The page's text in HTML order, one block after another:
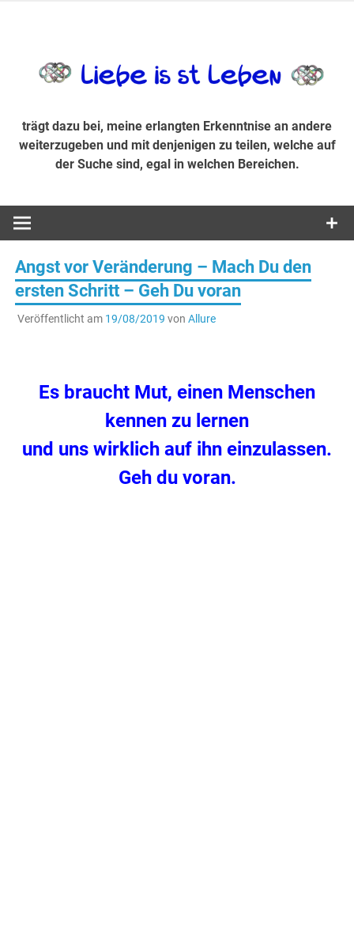
Suche sind, egal in welchen Bereichen.
trägt dazu bei, meine erlangten Erkenntnise an andere
weiterzugeben und mit denjenigen zu teilen, welche auf
der Suche sind, egal in welchen Bereichen.
Angst vor Veränderung – Mach Du den
ersten Schritt – Geh Du voran
Veröffentlicht am 19/08/2019 von Allure
Es braucht Mut, einen Menschen
kennen zu lernen
und uns wirklich auf ihn einzulassen.
Geh du voran.